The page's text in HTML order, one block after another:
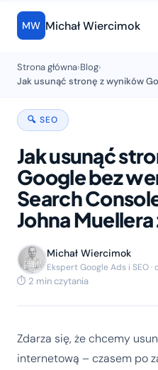
MW Michał Wiercimok
Strona główna›Blog›
🔍 SEO
Jak usunąć
Google bez
Search
Johna
Michał Wiercimok
Ekspert Google Ads i SEO ·
⏱ 2 min czytania
Zdarza się, że chcemy
internetową – czasem po